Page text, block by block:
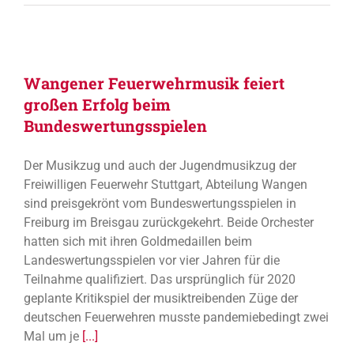
Wangener Feuerwehrmusik feiert
großen Erfolg beim
Bundeswertungsspielen
Der Musikzug und auch der Jugendmusikzug der
Freiwilligen Feuerwehr Stuttgart, Abteilung Wangen
sind preisgekrönt vom Bundeswertungsspielen in
Freiburg im Breisgau zurückgekehrt. Beide Orchester
hatten sich mit ihren Goldmedaillen beim
Landeswertungsspielen vor vier Jahren für die
Teilnahme qualifiziert. Das ursprünglich für 2020
geplante Kritikspiel der musiktreibenden Züge der
deutschen Feuerwehren musste pandemiebedingt zwei
Mal um je [...]